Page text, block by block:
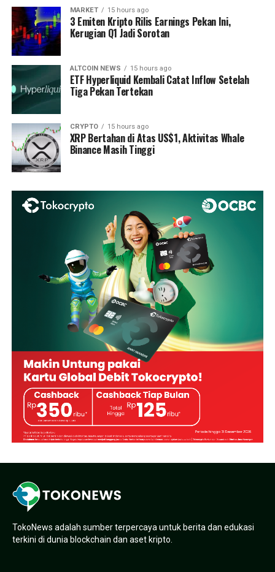
MARKET 15 hours ago
3 Emiten Kripto Rilis Earnings Pekan Ini,
Kerugian Q1 Jadi Sorotan
ALTCOIN NEWS 15 hours ago
ETF Hyperliquid Kembali Catat Inflow Setelah
Tiga Pekan Tertekan
CRYPTO 15 hours ago
XRP Bertahan di Atas US$1, Aktivitas Whale
Binance Masih Tinggi
TokoNews adalah sumber terpercaya untuk berita dan edukasi
terkini di dunia blockchain dan aset kripto.